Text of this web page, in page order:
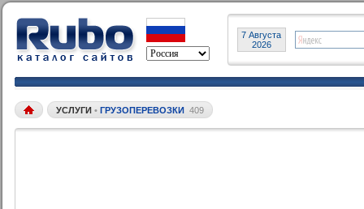
7 Августа
2026
УСЛУГИ • ГРУЗОПЕРЕВОЗКИ 409